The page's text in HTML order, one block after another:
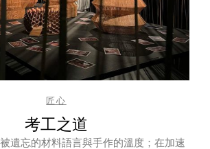
匠心
考工之道
遺忘的材料語言與手作的溫度；在加速